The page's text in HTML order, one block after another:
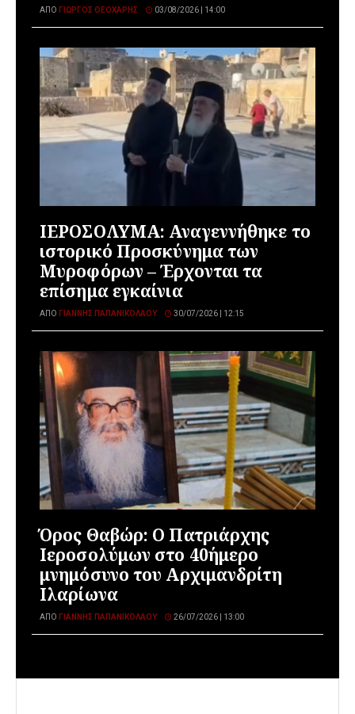
ΑΠΌ ΓΙΏΡΓΟΣ ΘΕΟΧΆΡΗΣ 03/08/2026 | 14:00
ΙΕΡΟΣΟΛΥΜΑ: Αναγεννήθηκε το
ιστορικό Προσκύνημα των
Μυροφόρων – Έρχονται τα
επίσημα εγκαίνια
ΑΠΌ ΓΙΆΝΝΗΣ ΠΑΠΑΝΙΚΟΛΆΟΥ 30/07/2026 | 12:15
Όρος Θαβώρ: Ο Πατριάρχης
Ιεροσολύμων στο 40ήμερο
μνημόσυνο του Αρχιμανδρίτη
Ιλαρίωνα
ΑΠΌ ΓΙΆΝΝΗΣ ΠΑΠΑΝΙΚΟΛΆΟΥ 26/07/2026 | 13:00